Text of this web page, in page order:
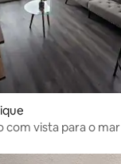
com vista para o mar